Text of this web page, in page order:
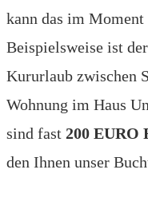
kann das im Moment
Beispielsweise ist
Kururlaub zwischen
Wohnung im Haus
sind fast 200 EURO
den Ihnen unser